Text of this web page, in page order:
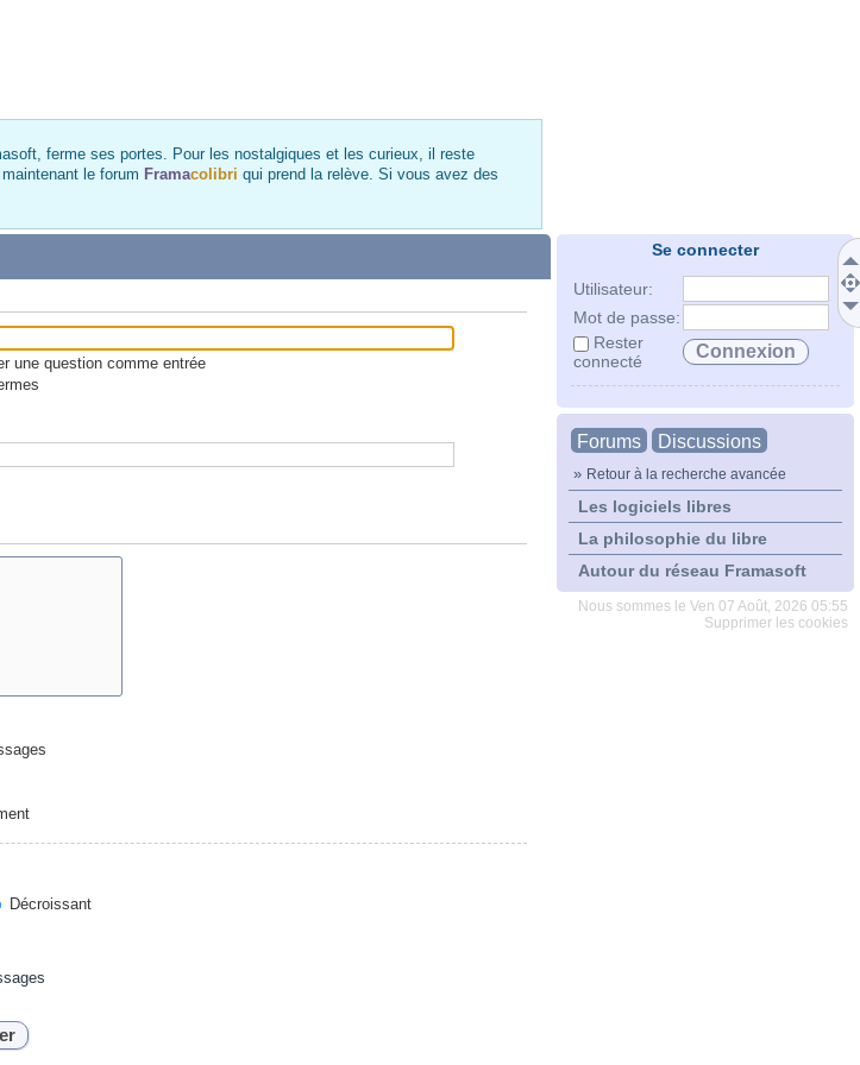
ferme ses portes. Pour les nostalgiques et les curieux, il reste
le forum Framacolibri qui prend la relève. Si vous avez des
Se connecter
Utilisateur:
Mot de passe:
Rester
connecté
Forums Discussions
» Retour à la recherche avancée
Les logiciels libres
La philosophie du libre
Autour du réseau Framasoft
Nous sommes le Ven 07 Août, 2026 05:55
Supprimer les cookies
une question comme entrée
Décroissant